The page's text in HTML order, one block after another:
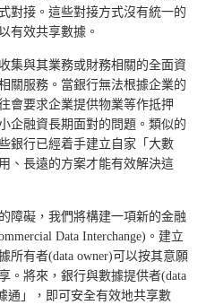
對接。這些對接方式沒有統一的
有效共享數據。
集與其業務或財務相關的全面資
關服務。當銀行無法根據企業的
會要求企業提供物業等作抵押
企融資長期面對的問題。類似的
銀行已經着手建立自家「大數
、長遠的方案才能有效解決這
障礙，我們將構建一項新的金融
Data Interchange)。建立
所有者(data owner)可以按其意願
。將來，銀行與數據提供者(data
通」，即可安全有效地共享數